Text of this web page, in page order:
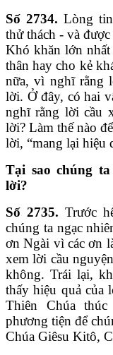
Số 2734. Lòng
thử thách - và
Khó khăn lớn
thân hay cho kẻ
nữa, vì nghĩ rằng
lời. Ở đây, có hai
nghĩ rằng lời cầu
lời? Làm thế nào
lời, “mang lại hiệu
Tại sao chúng
lời?
Số 2735. Trước
chúng ta ngạc
ơn Ngài vì các ơn
xem lời cầu
không. Trái lại,
thấy hiệu quả của
Thiên Chúa
phương tiện để
Chúa Giêsu Kitô,